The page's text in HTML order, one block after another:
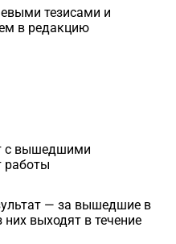
тезисами и
в редакцию
с вышедшими
работы
— за вышедшие в
выходят в течение